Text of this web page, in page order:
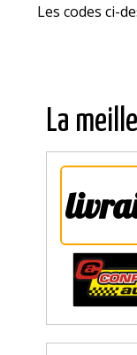
Les codes ci-
La